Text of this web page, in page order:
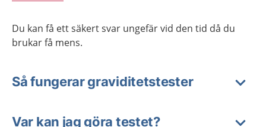
Du kan få ett säkert svar ungefär vid den tid då du
brukar få mens.
Så fungerar graviditetstester
Var kan jag göra testet?